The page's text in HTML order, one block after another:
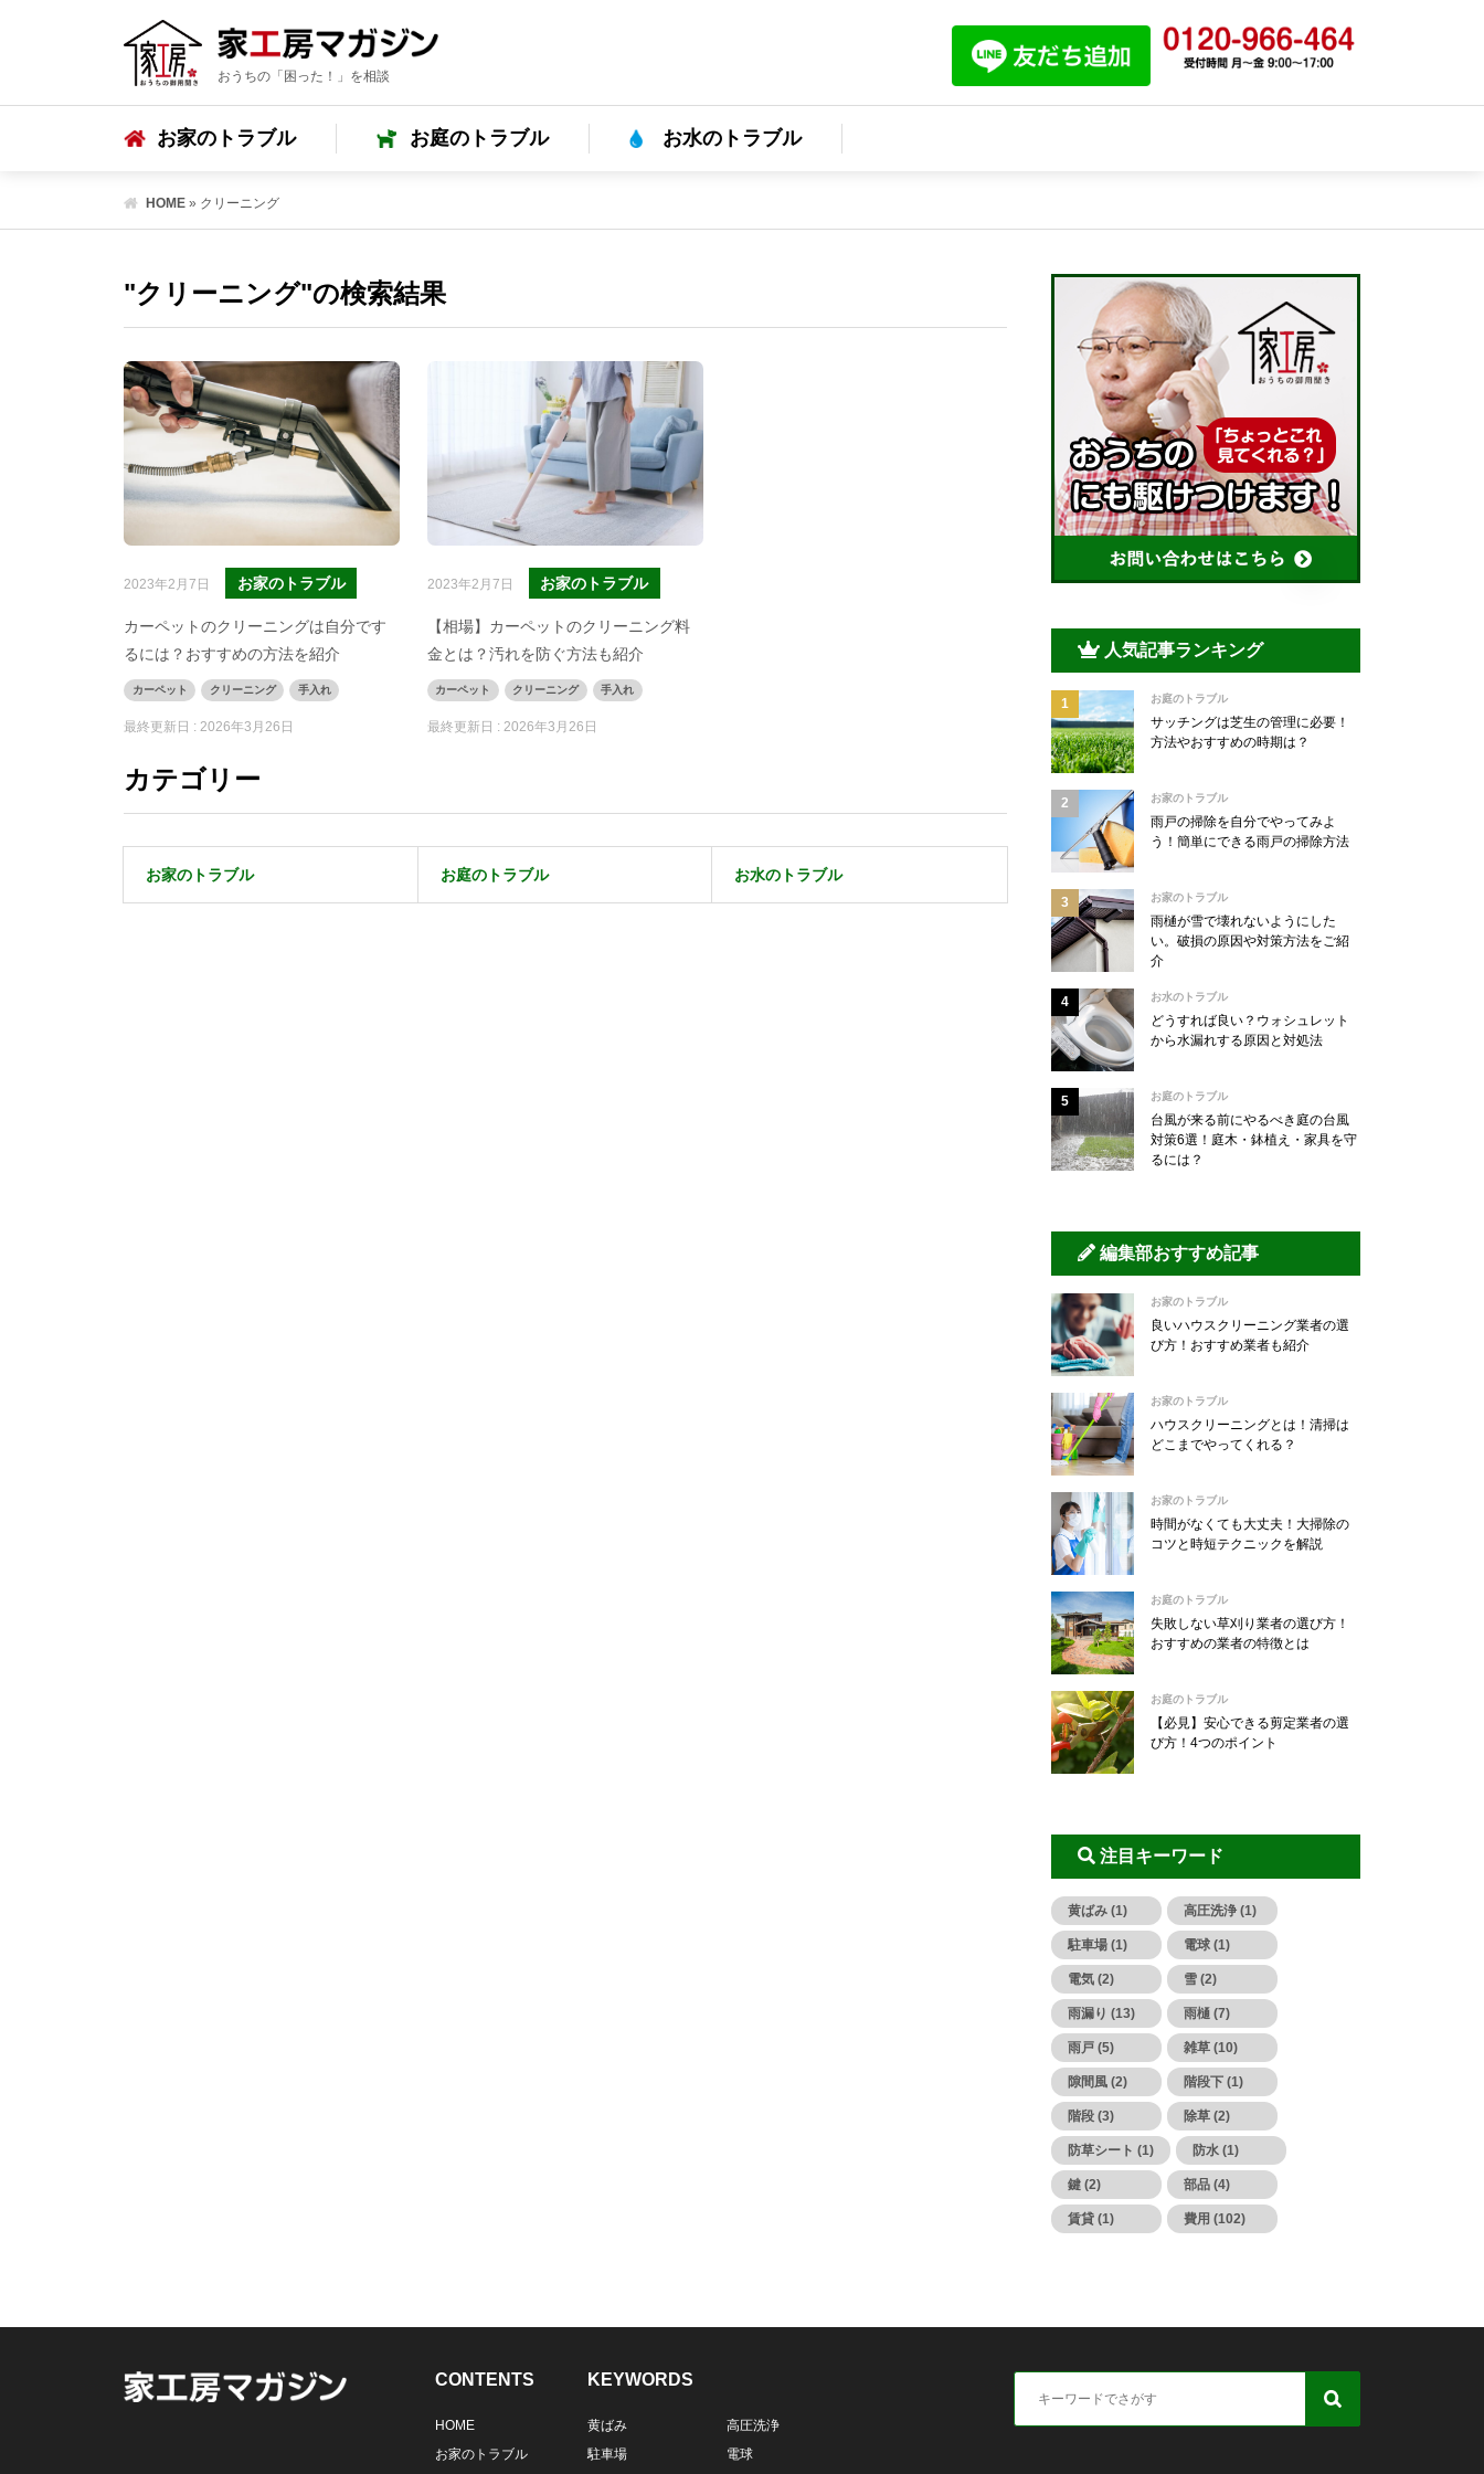
おうちの「困った！」を相談
お家のトラブル お庭のトラブル お水のトラブル
HOME » クリーニング
"クリーニング"の検索結果
2023年2月7日 お家のトラブル
カーペットのクリーニングは自分です
るには？おすすめの方法を紹介
カーペット クリーニング 手入れ
最終更新日 : 2026年3月26日
2023年2月7日 お家のトラブル
【相場】カーペットのクリーニング料
金とは？汚れを防ぐ方法も紹介
カーペット クリーニング 手入れ
最終更新日 : 2026年3月26日
カテゴリー
お家のトラブル お庭のトラブル お水のトラブル
人気記事ランキング
お庭のトラブル
サッチングは芝生の管理に必要！
方法やおすすめの時期は？
お家のトラブル
雨戸の掃除を自分でやってみよ
う！簡単にできる雨戸の掃除方法
お家のトラブル
雨樋が雪で壊れないようにした
い。破損の原因や対策方法をご紹
介
お水のトラブル
どうすれば良い？ウォシュレット
から水漏れする原因と対処法
お庭のトラブル
台風が来る前にやるべき庭の台風
対策6選！庭木・鉢植え・家具を守
るには？
編集部おすすめ記事
お家のトラブル
良いハウスクリーニング業者の選
び方！おすすめ業者も紹介
お家のトラブル
ハウスクリーニングとは！清掃は
どこまでやってくれる？
お家のトラブル
時間がなくても大丈夫！大掃除の
コツと時短テクニックを解説
お庭のトラブル
失敗しない草刈り業者の選び方！
おすすめの業者の特徴とは
お庭のトラブル
【必見】安心できる剪定業者の選
び方！4つのポイント
注目キーワード
黄ばみ (1) 高圧洗浄 (1)
駐車場 (1) 電球 (1)
電気 (2) 雪 (2)
雨漏り (13) 雨樋 (7)
雨戸 (5) 雑草 (10)
隙間風 (2) 階段下 (1)
階段 (3) 除草 (2)
防草シート (1) 防水 (1)
鍵 (2) 部品 (4)
賃貸 (1) 費用 (102)
CONTENTS
HOME
お家のトラブル
KEYWORDS
黄ばみ
高圧洗浄
駐車場
電球